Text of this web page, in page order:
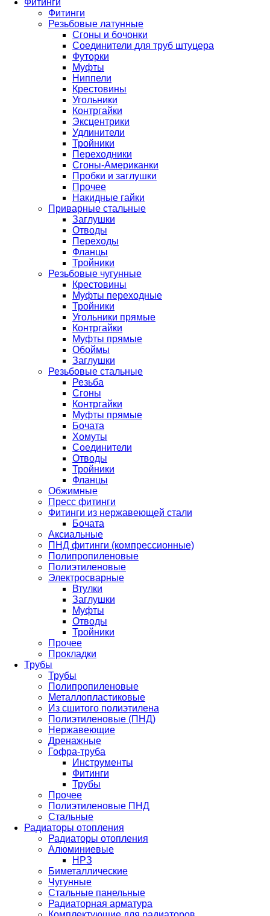
Фитинги
Фитинги
Резьбовые латунные
Сгоны и бочонки
Соединители для труб штуцера
Футорки
Муфты
Ниппели
Крестовины
Угольники
Контргайки
Эксцентрики
Удлинители
Тройники
Переходники
Сгоны-Американки
Пробки и заглушки
Прочее
Накидные гайки
Приварные стальные
Заглушки
Отводы
Переходы
Фланцы
Тройники
Резьбовые чугунные
Крестовины
Муфты переходные
Тройники
Угольники прямые
Контргайки
Муфты прямые
Обоймы
Заглушки
Резьбовые стальные
Резьба
Сгоны
Контргайки
Муфты прямые
Бочата
Хомуты
Соединители
Отводы
Тройники
Фланцы
Обжимные
Пресс фитинги
Фитинги из нержавеющей стали
Бочата
Аксиальные
ПНД фитинги (компрессионные)
Полипропиленовые
Полиэтиленовые
Электросварные
Втулки
Заглушки
Муфты
Отводы
Тройники
Прочее
Прокладки
Трубы
Трубы
Полипропиленовые
Металлопластиковые
Из сшитого полиэтилена
Полиэтиленовые (ПНД)
Нержавеющие
Дренажные
Гофра-труба
Инструменты
Фитинги
Трубы
Прочее
Полиэтиленовые ПНД
Стальные
Радиаторы отопления
Радиаторы отопления
Алюминиевые
НРЗ
Биметаллические
Чугунные
Стальные панельные
Радиаторная арматура